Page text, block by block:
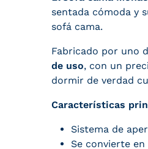
sentada cómoda y
sofá cama.
Fabricado por uno
de uso, con un
dormir de verdad
Características
Sistema de
Se convierte